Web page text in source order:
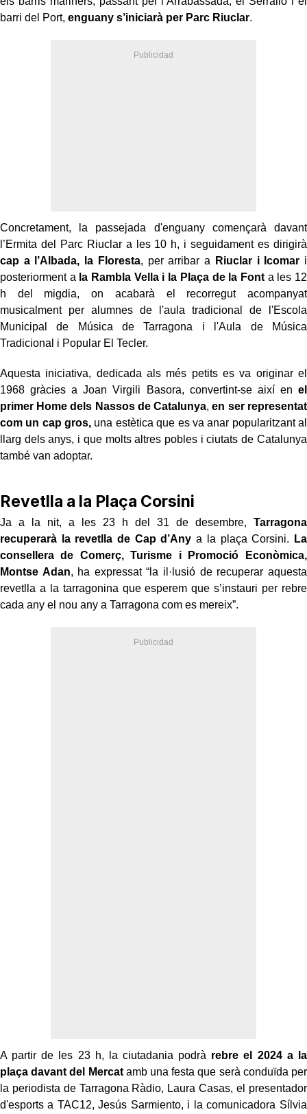
barri del Port, enguany s’iniciarà per Parc Riuclar.
Concretament, la passejada d'enguany començarà davant
l’Ermita del Parc Riuclar a les 10 h, i seguidament es dirigirà
cap a l’Albada, la Floresta, per arribar a Riuclar i Icomar i
posteriorment a la Rambla Vella i la Plaça de la Fonta les 12
h del migdia, on acabarà el recorregut acompanyat
musicalment per alumnes de l'aula tradicional de l'Escola
Municipal de Música de Tarragona i l'Aula de Música
Tradicional i Popular El Tecler.
Aquesta iniciativa, dedicada als més petits es va originar el
1968 gràcies a Joan Virgili Basora, convertint-se així en el
primer Home dels Nassos de Catalunya,en ser representat
com un cap gros, una estètica que es va anar popularitzant al
llarg dels anys, i que molts altres pobles i ciutats de Catalunya
també van adoptar.
Revetlla a la Plaça Corsini
Ja a la nit, a les 23 h del 31 de desembre, Tarragona
recuperarà la revetlla de Cap d’Any a la plaça Corsini.
La
consellera de Comerç, Turisme i Promoció Econòmica,
Montse Adan, ha expressat “la il·lusió de recuperar aquesta
revetlla a la tarragonina que esperem que s’instauri per rebre
cada any el nou any a Tarragona com es mereix”.
A partir de les 23 h, la ciutadania podrà rebre el 2024 a la
plaça davant del Mercatamb una festa que serà conduïda per
la periodista de Tarragona Ràdio, Laura Casas, el presentador
d'esports a TAC12, Jesús Sarmiento, i la comunicadora Sílvia